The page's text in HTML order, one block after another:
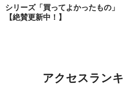
シリーズ「買ってよかったもの」
【絶賛更新中！】
アクセスラン